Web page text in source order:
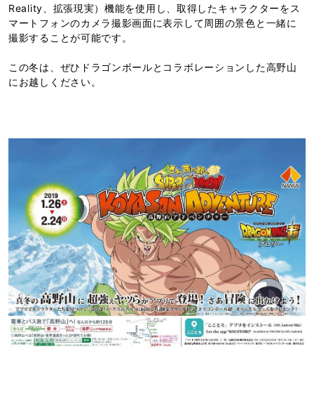
Reality、拡張現実）機能を使用し、取得したキャラクターをス
マートフォンのカメラ撮影画面に表示して周囲の景色と一緒に
撮影することが可能です。
この冬は、ぜひドラゴンボールとコラボレーションした高野山
にお越しください。